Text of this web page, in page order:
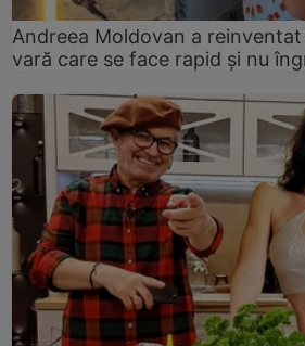
Andreea Moldovan a
vară care se face rapid și nu